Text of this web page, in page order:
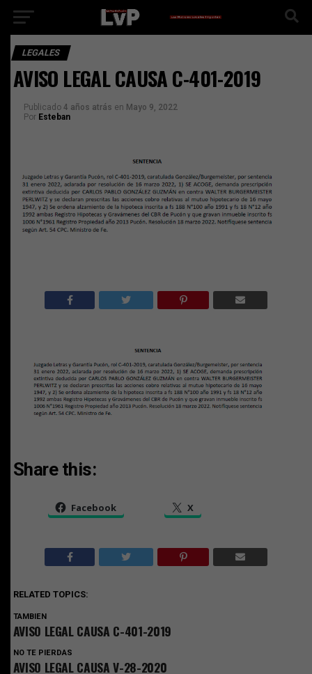
LEGALES
AVISO LEGAL CAUSA C-401-2019
Publicado 4 años atrás en Mayo 9, 2022
Por Esteban
Share this:
Facebook X
RELATED TOPICS:
TAMBIEN
AVISO LEGAL CAUSA C-401-2019
NO TE PIERDAS
AVISO LEGAL CAUSA V-28-2020